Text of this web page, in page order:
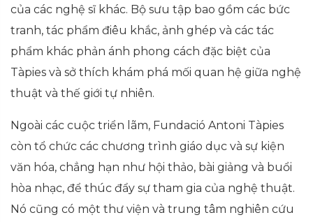
của các nghệ sĩ khác. Bộ sưu tập bao gồm các bức
tranh, tác phẩm điêu khắc, ảnh ghép và các tác
phẩm khác phản ánh phong cách đặc biệt của
Tàpies và sở thích khám phá mối quan hệ giữa nghệ
thuật và thế giới tự nhiên.
Ngoài các cuộc triển lãm, Fundació Antoni Tàpies
còn tổ chức các chương trình giáo dục và sự kiện
văn hóa, chẳng hạn như hội thảo, bài giảng và buổi
hòa nhạc, để thúc đẩy sự tham gia của nghệ thuật.
Nó cũng có một thư viện và trung tâm nghiên cứu